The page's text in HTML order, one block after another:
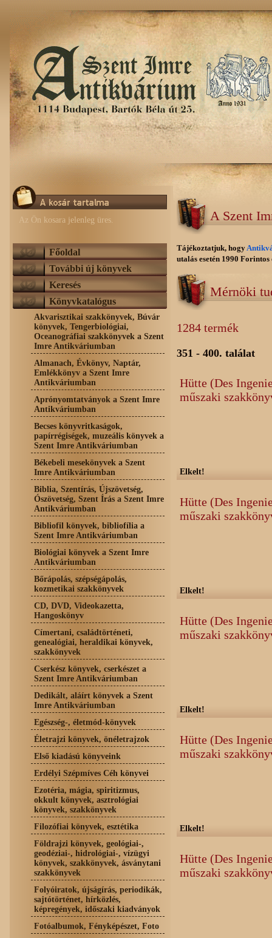
Az Ön kosara jelenleg üres.
Főoldal
További új könyvek
Keresés
Könyvkatalógus
Akvarisztikai szakkönyvek, Búvár
könyvek, Tengerbiológiai,
Oceanográfiai szakkönyvek a Szent
Imre Antikváriumban
Almanach, Évkönyv, Naptár,
Emlékkönyv a Szent Imre
Antikváriumban
Aprónyomtatványok a Szent Imre
Antikváriumban
Becses könyvritkaságok,
papírrégiségek, muzeális könyvek a
Szent Imre Antikváriumban
Békebeli mesekönyvek a Szent
Imre Antikváriumban
Biblia, Szentírás, Újszövetség,
Ószövetség, Szent Írás a Szent Imre
Antikváriumban
Bibliofil könyvek, bibliofília a
Szent Imre Antikváriumban
Biológiai könyvek a Szent Imre
Antikváriumban
Bőrápolás, szépségápolás,
kozmetikai szakkönyvek
CD, DVD, Videokazetta,
Hangoskönyv
Címertani, családtörténeti,
genealógiai, heraldikai könyvek,
szakkönyvek
Cserkész könyvek, cserkészet a
Szent Imre Antikváriumban
Dedikált, aláírt könyvek a Szent
Imre Antikváriumban
Egészség-, életmód-könyvek
Életrajzi könyvek, önéletrajzok
Első kiadású könyveink
Erdélyi Szépmíves Céh könyvei
Ezotéria, mágia, spiritizmus,
okkult könyvek, asztrológiai
könyvek, szakkönyvek
Filozófiai könyvek, esztétika
Földrajzi könyvek, geológiai-,
geodéziai-, hidrológiai-, vízügyi
könyvek, szakkönyvek, ásványtani
szakkönyvek
Folyóiratok, újságírás, periodikák,
sajtótörténet, hírközlés,
képregények, időszaki kiadványok
Fotóalbumok, Fényképészet, Foto
A Szent
Tájékoztatjuk, hogy
utalás esetén 1990
Mérnöki
1284 termék
351 - 400. találat
Hütte (Des
műszaki
Elkelt!
Hütte (Des
műszaki
Elkelt!
Hütte (Des
műszaki
Elkelt!
Hütte (Des
műszaki
Elkelt!
Hütte (Des
műszaki